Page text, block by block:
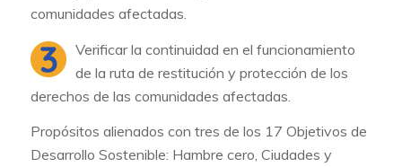
comunidades afectadas.
Verificar la continuidad en el funcionamiento
de la ruta de restitución y protección de los
derechos de las comunidades afectadas.
Propósitos alienados con tres de los 17 Objetivos de
Desarrollo Sostenible: Hambre cero, Ciudades y